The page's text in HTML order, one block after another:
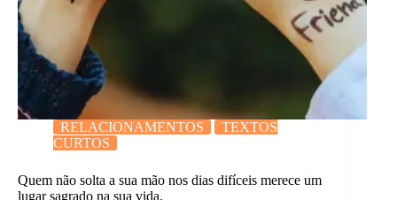
RELACIONAMENTOS
TEXTOS
CURTOS
Quem não solta a sua mão nos dias difíceis merece um
lugar sagrado na sua vida.